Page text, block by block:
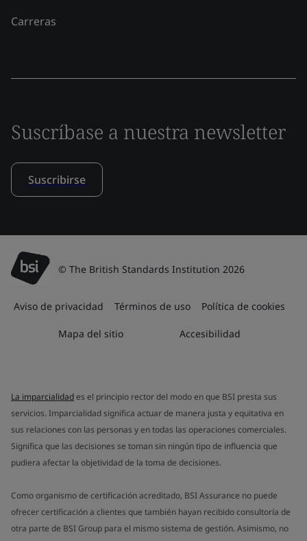
Carreras
Suscríbase a nuestra newsletter
Suscribirse
© The British Standards Institution 2026
Aviso de privacidad Términos de uso Política de cookies
Mapa del sitio Accesibilidad
La imparcialidades el principio rector del modo en que BSI presta sus
servicios. Imparcialidad significa actuar de manera justa y equitativa en
sus relaciones con las personas y en todas las operaciones comerciales.
Significa que las decisiones se toman sin ningún tipo de influencia que
pudiera afectar la objetividad de la toma de decisiones.
Como organismo de certificación acreditado, BSI Assurance no puede
ofrecer certificación a clientes que también hayan recibido consultoría de
otra parte de BSI Group para el mismo sistema de gestión. Asimismo, no